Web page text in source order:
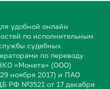
удобной онлайн
по исполнительным
судебных
по переводу
«Монета» (ООО)
ноября 2017) и ПАО
РФ №3521 от 17 декабря